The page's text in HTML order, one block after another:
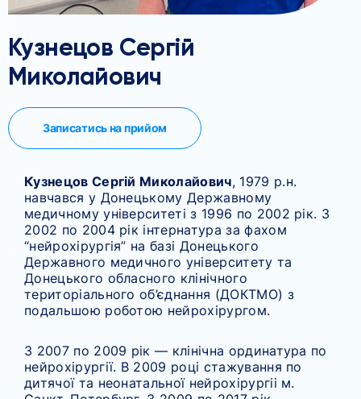
Кузнецов Сергій
Миколайович
Записатись на прийом
Кузнецов Сергій Миколайович, 1979 р.н.
навчався у Донецькому Державному
медичному університеті з 1996 по 2002 рік. З
2002 по 2004 рік інтернатура за фахом
“нейрохірургія” на базі Донецького
Державного медичного університету та
Донецького обласного клінічного
територіального об’єднання (ДОКТМО) з
подальшою роботою нейрохірургом.
З 2007 по 2009 рік — клінічна ординатура по
нейрохірургії. В 2009 році стажування по
дитячої та неонатальної нейрохірургіі м.